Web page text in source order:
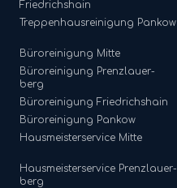
Friedrichshain
Treppenhausreinigung Pankow
Büroreinigung Mitte
Büroreinigung Prenzlauer-
berg
Büroreinigung Friedrichshain
Büroreinigung Pankow
Hausmeisterservice Mitte
Hausmeisterservice Prenzlauer-
berg